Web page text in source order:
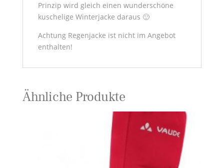
Prinzip wird gleich einen wunderschöne
kuschelige Winterjacke daraus 🙂
Achtung Regenjacke ist nicht im Angebot
enthalten!
Ähnliche Produkte